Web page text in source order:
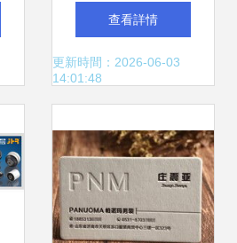
的設計方法
查看詳情
更新時間：2026-06-03
14:01:48